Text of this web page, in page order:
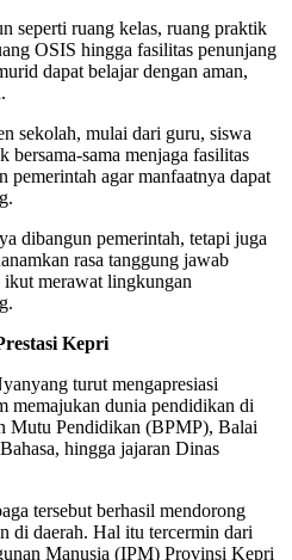
seperti ruang kelas, ruang praktik
OSIS hingga fasilitas penunjang
dapat belajar dengan aman,
sekolah, mulai dari guru, siswa
bersama-sama menjaga fasilitas
pemerintah agar manfaatnya dapat
dibangun pemerintah, tetapi juga
rasa tanggung jawab
ikut merawat lingkungan
Kepri
turut mengapresiasi
memajukan dunia pendidikan di
Mutu Pendidikan (BPMP), Balai
hingga jajaran Dinas
tersebut berhasil mendorong
di daerah. Hal itu tercermin dari
Manusia (IPM) Provinsi Kepri